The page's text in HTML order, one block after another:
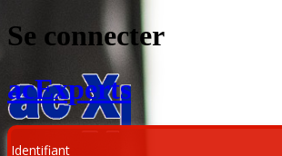
Se connecter
acExperts
Identifiant